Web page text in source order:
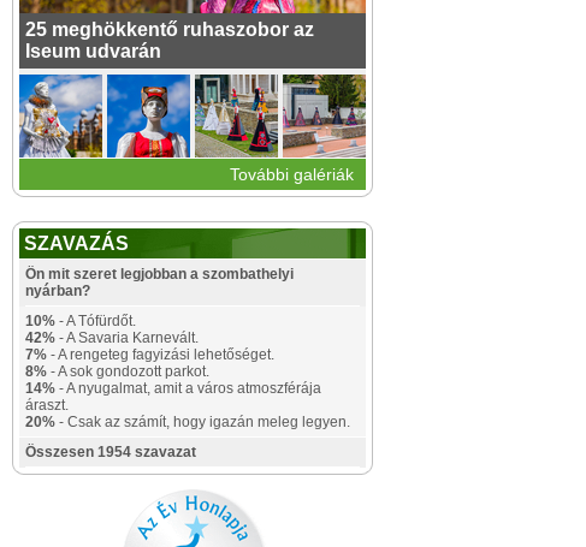
25 meghökkentő ruhaszobor az
Iseum udvarán
További galériák
SZAVAZÁS
Ön mit szeret legjobban a szombathelyi
nyárban?
10% - A Tófürdőt.
42% - A Savaria Karnevált.
7% - A rengeteg fagyizási lehetőséget.
8% - A sok gondozott parkot.
14% - A nyugalmat, amit a város atmoszférája
áraszt.
20% - Csak az számít, hogy igazán meleg legyen.
Összesen 1954 szavazat